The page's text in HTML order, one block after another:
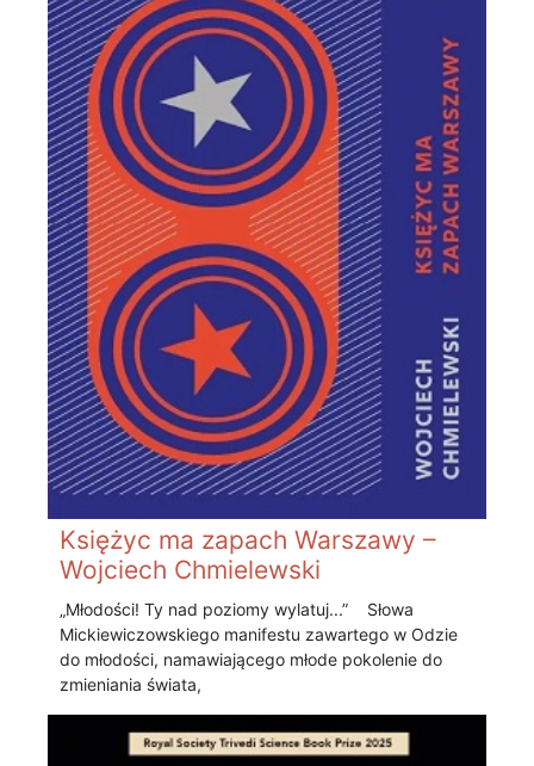
Księżyc ma zapach Warszawy –
Wojciech Chmielewski
„Młodości! Ty nad poziomy wylatuj...” Słowa
Mickiewiczowskiego manifestu zawartego w Odzie
do młodości, namawiającego młode pokolenie do
zmieniania świata,